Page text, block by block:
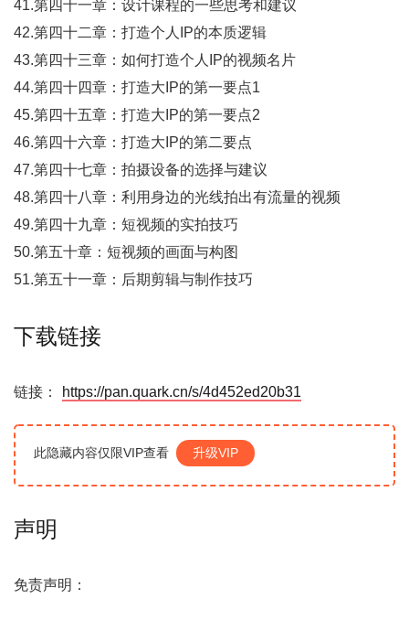
41.第四十一章：设计课程的一些思考和建议
42.第四十二章：打造个人IP的本质逻辑
43.第四十三章：如何打造个人IP的视频名片
44.第四十四章：打造大IP的第一要点1
45.第四十五章：打造大IP的第一要点2
46.第四十六章：打造大IP的第二要点
47.第四十七章：拍摄设备的选择与建议
48.第四十八章：利用身边的光线拍出有流量的视频
49.第四十九章：短视频的实拍技巧
50.第五十章：短视频的画面与构图
51.第五十一章：后期剪辑与制作技巧
下载链接
链接： https://pan.quark.cn/s/4d452ed20b31
此隐藏内容仅限VIP查看 升级VIP
声明
免责声明：